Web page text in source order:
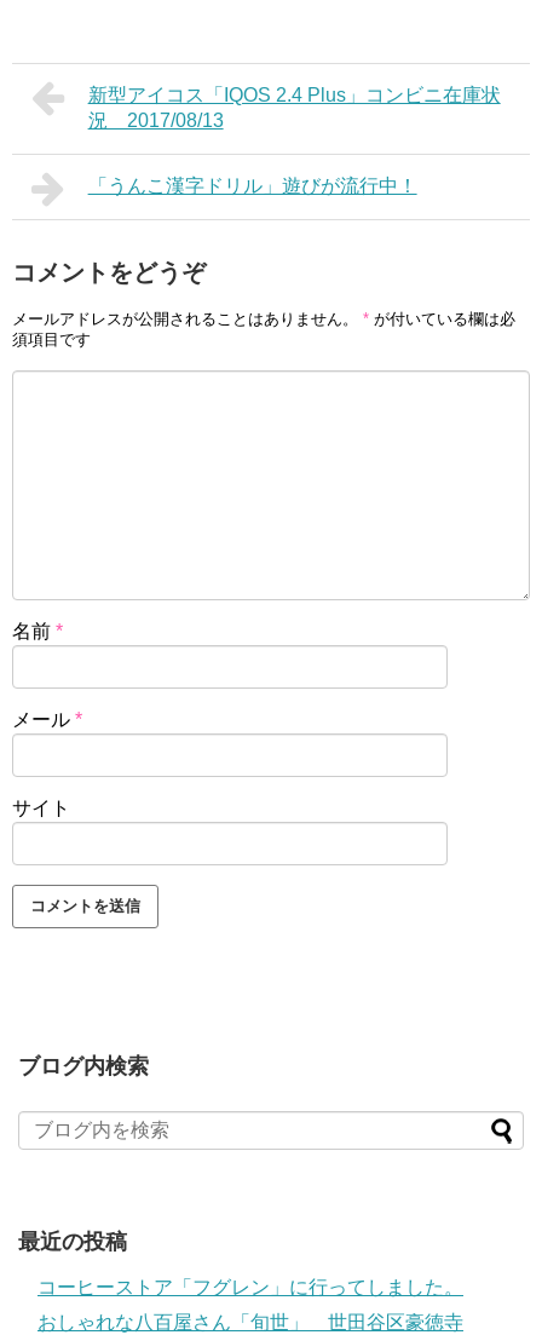
新型アイコス「IQOS 2.4 Plus」コンビニ在庫状
況 2017/08/13
「うんこ漢字ドリル」遊びが流行中！
コメントをどうぞ
メールアドレスが公開されることはありません。 * が付いている欄は必
須項目です
名前 *
メール *
サイト
ブログ内検索
最近の投稿
コーヒーストア「フグレン」に行ってしました。
おしゃれな八百屋さん「旬世」 世田谷区豪徳寺